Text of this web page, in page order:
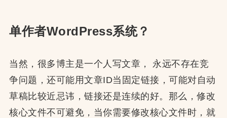
单作者WordPress系统？
当然，很多博主是一个人写文章， 永远不存在竞
争问题，还可能用文章ID当固定链接，可能对自动
草稿比较近忌讳，链接还是连续的好。那么，修改
核心文件不可避免，当你需要修改核心文件时，就